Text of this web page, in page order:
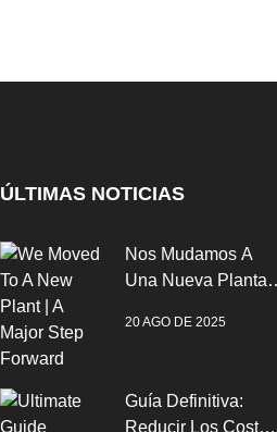
ÚLTIMAS NOTICIAS
Nos Mudamos A
Una Nueva Planta |
Adelante
20 AGO DE 2025
Guía Definitiva:
Reducir Los Costes